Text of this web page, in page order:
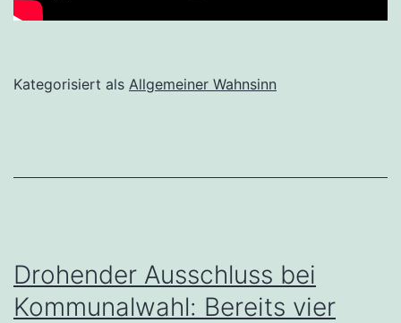
Kategorisiert als Allgemeiner Wahnsinn
Drohender Ausschluss bei
Kommunalwahl: Bereits vier